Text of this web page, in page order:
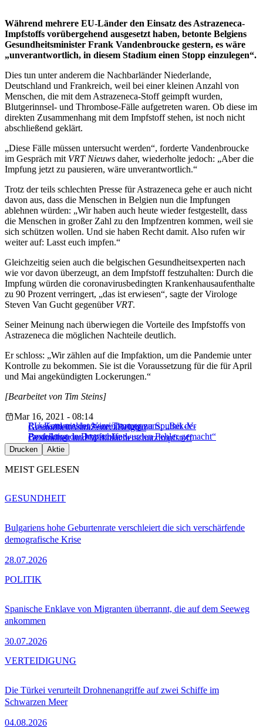
Während mehrere EU-Länder den Einsatz des Astrazeneca-
Impfstoffs vorübergehend ausgesetzt haben, betonte Belgiens
Gesundheitsminister Frank Vandenbroucke gestern, es wäre
„unverantwortlich, in diesem Stadium einen Stopp einzulegen“.
Dies tun unter anderem die Nachbarländer Niederlande,
Deutschland und Frankreich, weil bei einer kleinen Anzahl von
Menschen, die mit dem Astrazeneca-Stoff geimpft wurden,
Blutgerinnsel- und Thrombose-Fälle aufgetreten waren. Ob diese im
direkten Zusammenhang mit dem Impfstoff stehen, ist noch nicht
abschließend geklärt.
„Diese Fälle müssen untersucht werden“, forderte Vandenbroucke
im Gespräch mit VRT Nieuws daher, wiederholte jedoch: „Aber die
Impfung jetzt zu pausieren, wäre unverantwortlich.“
Trotz der teils schlechten Presse für Astrazeneca gehe er auch nicht
davon aus, dass die Menschen in Belgien nun die Impfungen
ablehnen würden: „Wir haben auch heute wieder festgestellt, dass
die Menschen in großer Zahl zu den Impfzentren kommen, weil sie
sich schützen wollen. Und sie haben Recht damit. Also rufen wir
weiter auf: Lasst euch impfen.“
Gleichzeitig seien auch die belgischen Gesundheitsexperten nach
wie vor davon überzeugt, an dem Impfstoff festzuhalten: Durch die
Impfung würden die coronavirusbedingten Krankenhausaufenthalte
zu 90 Prozent verringert, „das ist erwiesen“, sagte der Virologe
Steven Van Gucht gegenüber VRT.
Seiner Meinung nach überwiegen die Vorteile des Impfstoffs von
Astrazeneca die möglichen Nachteile deutlich.
Er schloss: „Wir zählen auf die Impfaktion, um die Pandemie unter
Kontrolle zu bekommen. Sie ist die Voraussetzung für die für April
und Mai angekündigten Lockerungen.“
[Bearbeitet von Tim Steins]
Russland meldet Vereinbarung zu Sputnik-V-
Produktion in Deutschland
EU-Kommissionsvize Timmermans: „Bei der
Bestellung der Impfstoffe wurden Fehler gemacht“
Mar 16, 2021 - 08:14
GesundheitAstraZenecaBelgien
Gesundheit und VerbraucherschutzImpfstoff
Drucken Aktie
MEIST GELESEN
Bulgariens hohe Geburtenrate verschleiert die sich verschärfende
demografische Krise
28.07.2026
GESUNDHEIT
Spanische Enklave von Migranten überrannt, die auf dem Seeweg
ankommen
30.07.2026
POLITIK
Die Türkei verurteilt Drohnenangriffe auf zwei Schiffe im
Schwarzen Meer
04.08.2026
VERTEIDIGUNG